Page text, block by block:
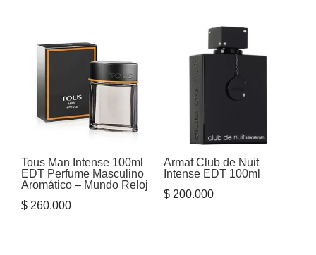
Tous Man Intense 100ml
EDT Perfume Masculino
Aromático – Mundo Reloj
$ 260.000
Armaf Club de Nuit
Intense EDT 100ml
$200.000